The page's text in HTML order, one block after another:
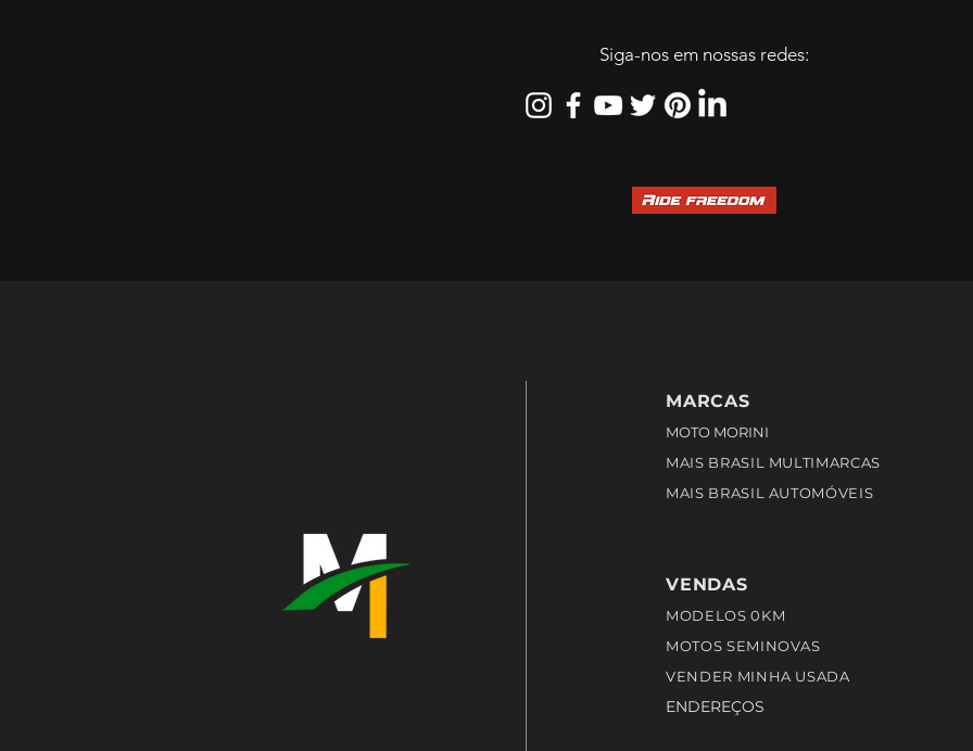
Siga-nos em nossas redes:
MARCAS
MOTO MORINI
MAIS BRASIL MULTIMARCAS
MAIS BRASIL AUTOMÓVEIS
VENDAS
MODELOS 0KM
MOTOS SEMINOVAS
VENDER MINHA USADA
ENDEREÇOS